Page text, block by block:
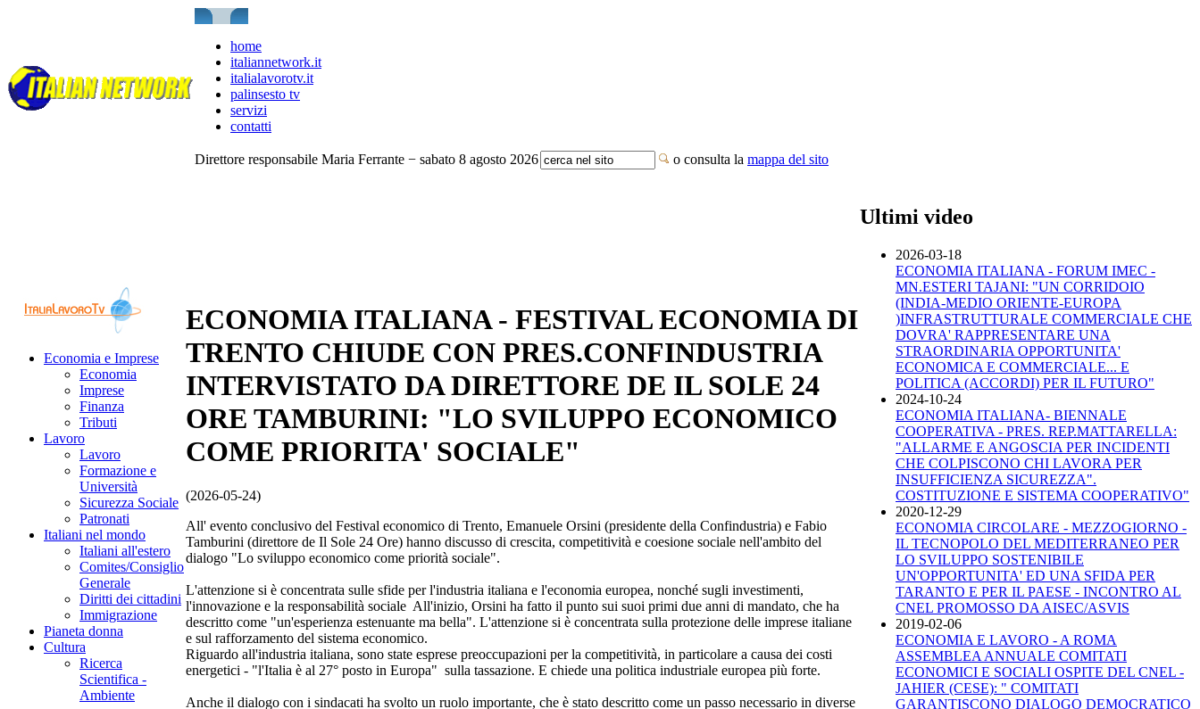
home
italiannetwork.it
italialavorotv.it
palinsesto tv
servizi
contatti
Direttore responsabile Maria Ferrante − sabato 8 agosto 2026 o consulta la mappa del sito
Economia e Imprese
Economia
Imprese
Finanza
Tributi
Lavoro
Lavoro
Formazione e
Università
Sicurezza Sociale
Patronati
Italiani nel mondo
Italiani all'estero
Comites/Consiglio
Generale
Diritti dei cittadini
Immigrazione
Pianeta donna
Cultura
Ricerca
Scientifica -
Ambiente
ECONOMIA ITALIANA - FESTIVAL ECONOMIA DI
TRENTO CHIUDE CON PRES.CONFINDUSTRIA
INTERVISTATO DA DIRETTORE DE IL SOLE 24
ORE TAMBURINI: "LO SVILUPPO ECONOMICO
COME PRIORITA' SOCIALE"
(2026-05-24)
All' evento conclusivo del Festival economico di Trento, Emanuele Orsini (presidente della Confindustria) e Fabio
Tamburini (direttore de Il Sole 24 Ore) hanno discusso di crescita, competitività e coesione sociale nell'ambito del
dialogo "Lo sviluppo economico come priorità sociale".
L'attenzione si è concentrata sulle sfide per l'industria italiana e l'economia europea, nonché sugli investimenti,
l'innovazione e la responsabilità sociale All'inizio, Orsini ha fatto il punto sui suoi primi due anni di mandato, che ha
descritto come "un'esperienza estenuante ma bella". L'attenzione si è concentrata sulla protezione delle imprese italiane
e sul rafforzamento del sistema economico.
Riguardo all'industria italiana, sono state esprese preoccupazioni per la competitività, in particolare a causa dei costi
energetici - "l'Italia è al 27° posto in Europa" sulla tassazione. E chiede una politica industriale europea più forte.
Anche il dialogo con i sindacati ha svolto un ruolo importante, che è stato descritto come un passo necessario in diverse
Ultimi video
2026-03-18
ECONOMIA ITALIANA - FORUM IMEC -
MN.ESTERI TAJANI: "UN CORRIDOIO
(INDIA-MEDIO ORIENTE-EUROPA
)INFRASTRUTTURALE COMMERCIALE CHE
DOVRA' RAPPRESENTARE UNA
STRAORDINARIA OPPORTUNITA'
ECONOMICA E COMMERCIALE... E
POLITICA (ACCORDI) PER IL FUTURO"
2024-10-24
ECONOMIA ITALIANA- BIENNALE
COOPERATIVA - PRES. REP.MATTARELLA:
"ALLARME E ANGOSCIA PER INCIDENTI
CHE COLPISCONO CHI LAVORA PER
INSUFFICIENZA SICUREZZA".
COSTITUZIONE E SISTEMA COOPERATIVO"
2020-12-29
ECONOMIA CIRCOLARE - MEZZOGIORNO -
IL TECNOPOLO DEL MEDITERRANEO PER
LO SVILUPPO SOSTENIBILE
UN'OPPORTUNITA' ED UNA SFIDA PER
TARANTO E PER IL PAESE - INCONTRO AL
CNEL PROMOSSO DA AISEC/ASVIS
2019-02-06
ECONOMIA E LAVORO - A ROMA
ASSEMBLEA ANNUALE COMITATI
ECONOMICI E SOCIALI OSPITE DEL CNEL -
JAHIER (CESE): " COMITATI
GARANTISCONO DIALOGO DEMOCRATICO